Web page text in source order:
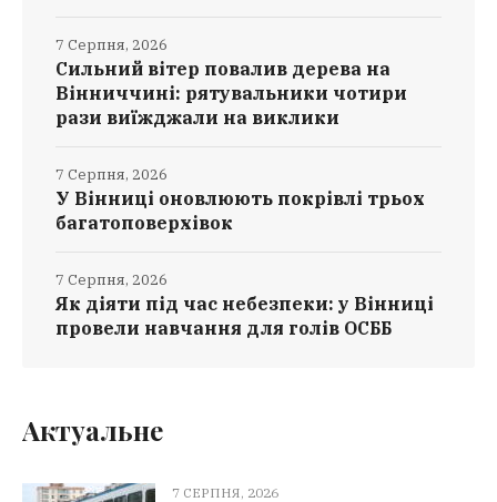
Сильний вітер повалив дерева на
Вінниччині: рятувальники чотири
рази виїжджали на виклики
7 Серпня, 2026
У Вінниці оновлюють покрівлі трьох
багатоповерхівок
7 Серпня, 2026
Як діяти під час небезпеки: у Вінниці
провели навчання для голів ОСББ
7 Серпня, 2026
Актуальне
7 СЕРПНЯ, 2026